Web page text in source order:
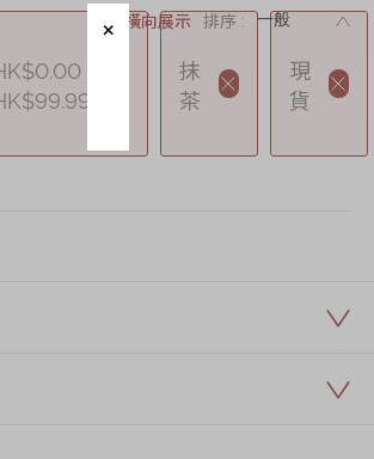
奇華迪士尼禮盒
奇華LINE
FRIENDS禮盒
-
抹
茶
現
貨
橫向展示 排序 :